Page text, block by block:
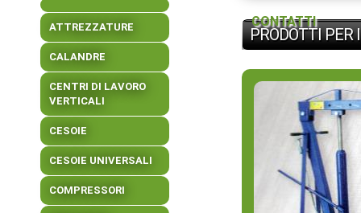
ATTREZZATURE
CALANDRE
CENTRI DI LAVORO
VERTICALI
CESOIE
CESOIE UNIVERSALI
COMPRESSORI
CONTATTI
PRODOTTI PER